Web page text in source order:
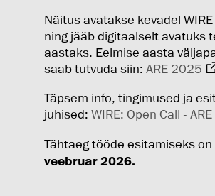
Näitus avatakse kevadel
ning jääb digitaalselt avatuks
aastaks. Eelmise aasta
saab tutvuda siin: ARE 2025
Täpsem info, tingimused ja
juhised: WIRE: Open Call -
Tähtaeg tööde esitamiseks on
veebruar 2026.